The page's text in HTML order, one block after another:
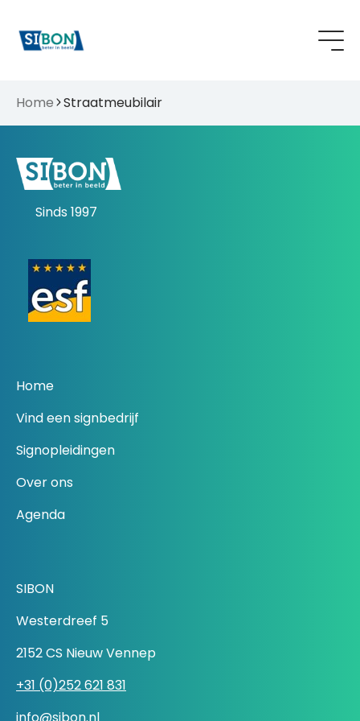
Home Straatmeubilair
Sinds 1997
Home
Vind een signbedrijf
Signopleidingen
Over ons
Agenda
SIBON
Westerdreef 5
2152 CS Nieuw Vennep
+31 (0)252 621 831